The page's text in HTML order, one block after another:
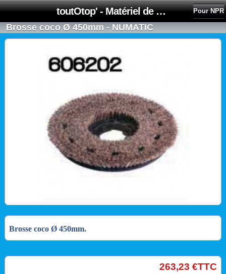
toutOtop' - Matériel de nettoyage, produit d'entretien, lubrifiant pour professionnel et particulier Pour NPR
Brosse coco Ø 450mm - NUMATIC
Brosse coco Ø 450mm.
263,23 €TTC